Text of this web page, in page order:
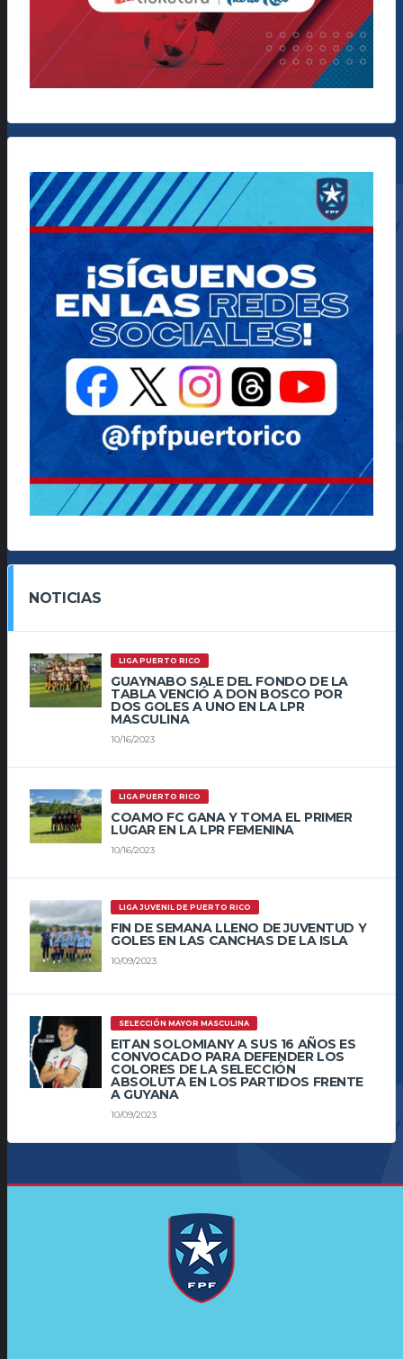
NOTICIAS
LIGA PUERTO RICO
GUAYNABO SALE DEL FONDO DE LA
TABLA VENCIÓ A DON BOSCO POR
DOS GOLES A UNO EN LA LPR
MASCULINA
10/16/2023
LIGA PUERTO RICO
COAMO FC GANA Y TOMA EL PRIMER
LUGAR EN LA LPR FEMENINA
10/16/2023
LIGA JUVENIL DE PUERTO RICO
FIN DE SEMANA LLENO DE JUVENTUD Y
GOLES EN LAS CANCHAS DE LA ISLA
10/09/2023
SELECCIÓN MAYOR MASCULINA
EITAN SOLOMIANY A SUS 16 AÑOS ES
CONVOCADO PARA DEFENDER LOS
COLORES DE LA SELECCIÓN
ABSOLUTA EN LOS PARTIDOS FRENTE
A GUYANA
10/09/2023